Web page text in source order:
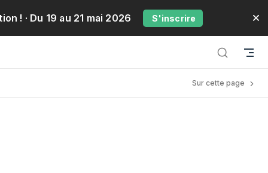
! · Du 19 au 21 mai 2026 S'inscrire
Sur cette page